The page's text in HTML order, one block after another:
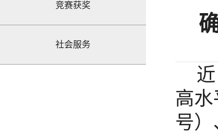
竞赛获奖
社会服务
近
高
号